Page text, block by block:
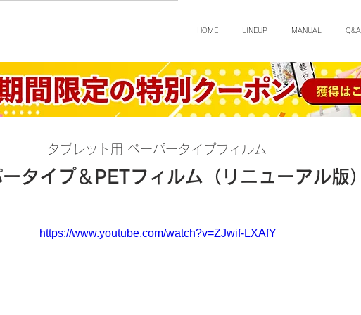
HOME LINEUP MANUAL Q&A
タブレット用 ペーパータイプフィルム
タイプ＆PETフィルム（リニューアル版）
https://www.youtube.com/watch?v=ZJwif-LXAfY